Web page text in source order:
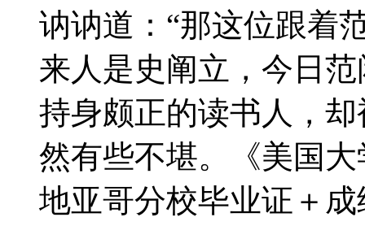
讷讷道：“那这位跟着
来人是史阐立，今日
持身颇正的读书人，
然有些不堪。《美国
地亚哥分校毕业证＋